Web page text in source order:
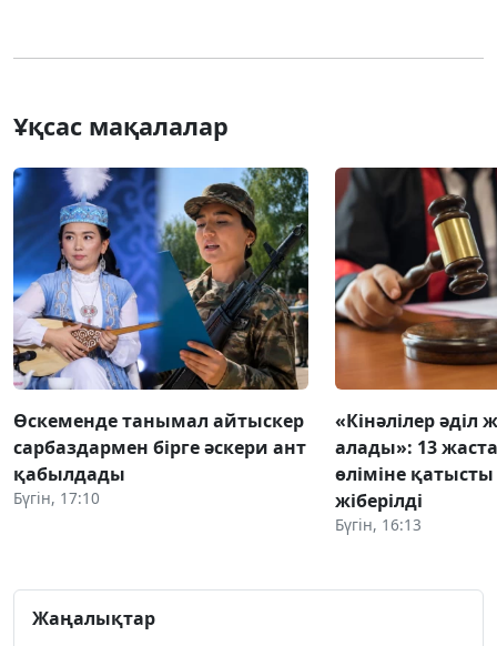
Ұқсас мақалалар
Өскеменде танымал айтыскер
сарбаздармен бірге әскери ант
қабылдады
Бүгін, 17:10
«Кінәлілер әділ
алады»: 13
өліміне қатысты
жіберілді
Бүгін, 16:13
Жаңалықтар